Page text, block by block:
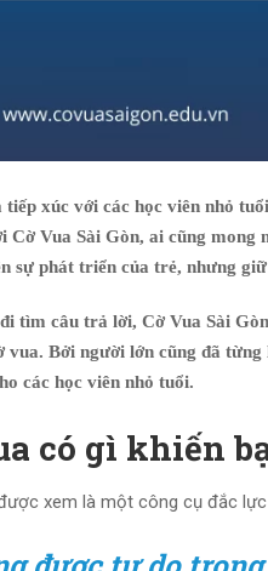
tiếp xúc với các học viên nhỏ
Cờ Vua Sài Gòn, ai cũng
sự phát triển của trẻ, nhưng
tìm câu trả lời, Cờ Vua Sài
vua. Bởi người lớn cũng đã
các học viên nhỏ tuổi.
có gì khiến
xem là một công cụ đắc